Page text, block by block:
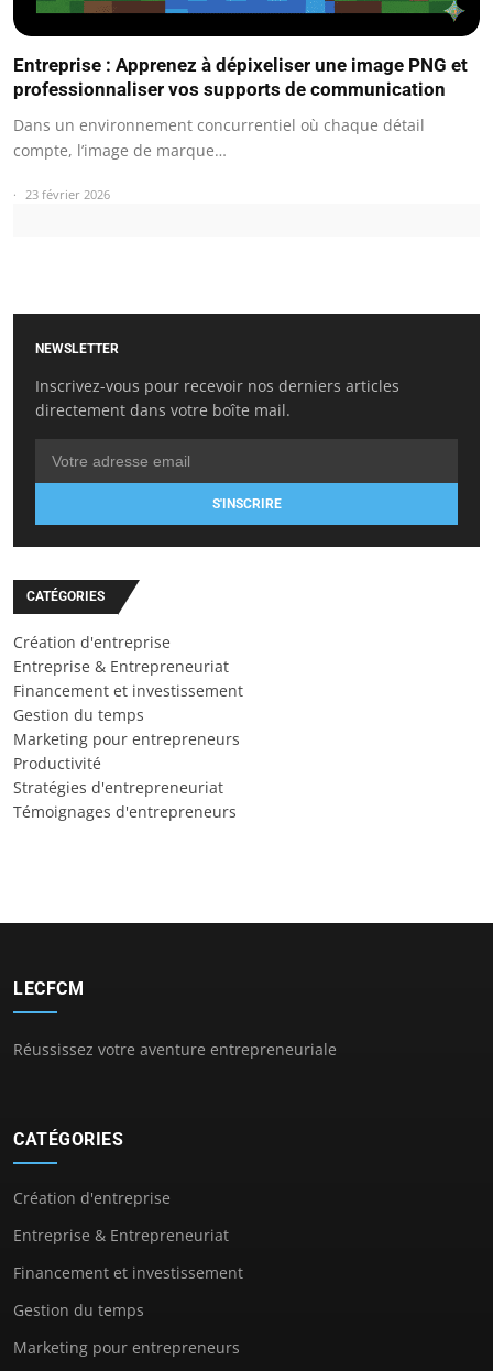
Entreprise : Apprenez à dépixeliser une image PNG et
professionnaliser vos supports de communication
Dans un environnement concurrentiel où chaque détail
compte, l’image de marque…
23 février 2026
NEWSLETTER
Inscrivez-vous pour recevoir nos derniers articles
directement dans votre boîte mail.
S'INSCRIRE
CATÉGORIES
Création d'entreprise
Entreprise & Entrepreneuriat
Financement et investissement
Gestion du temps
Marketing pour entrepreneurs
Productivité
Stratégies d'entrepreneuriat
Témoignages d'entrepreneurs
LECFCM
Réussissez votre aventure entrepreneuriale
CATÉGORIES
Création d'entreprise
Entreprise & Entrepreneuriat
Financement et investissement
Gestion du temps
Marketing pour entrepreneurs